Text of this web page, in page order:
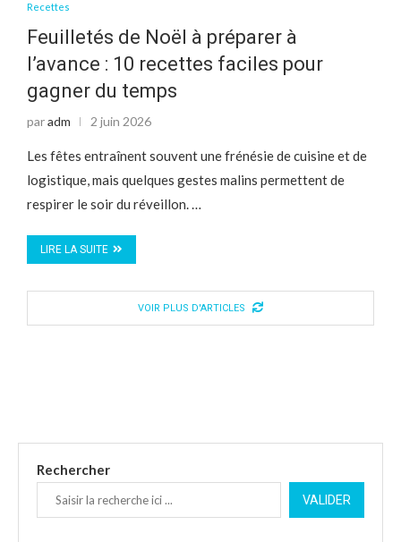
Recettes
Feuilletés de Noël à préparer à
l’avance : 10 recettes faciles pour
gagner du temps
paradm 2 juin 2026
Les fêtes entraînent souvent une frénésie de cuisine et de
logistique, mais quelques gestes malins permettent de
respirer le soir du réveillon. …
LIRE LA SUITE
VOIR PLUS D'ARTICLES
Rechercher
VALIDER